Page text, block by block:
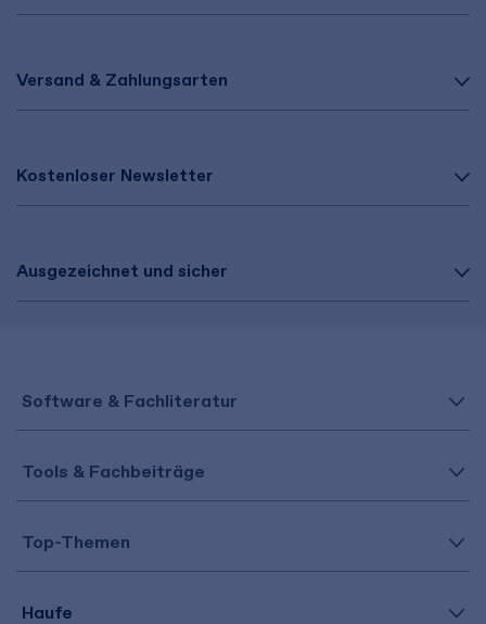
Versand & Zahlungsarten
Kostenloser Newsletter
Ausgezeichnet und sicher
Software & Fachliteratur
Tools & Fachbeiträge
Top-Themen
Haufe